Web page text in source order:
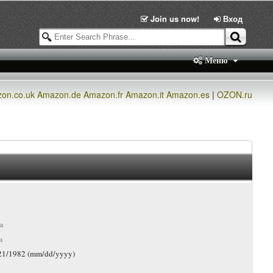
Join us now! Вход
Меню
Amazon.de Amazon.fr Amazon.it Amazon.es |OZON.ru
1982 (mm/dd/yyyy)